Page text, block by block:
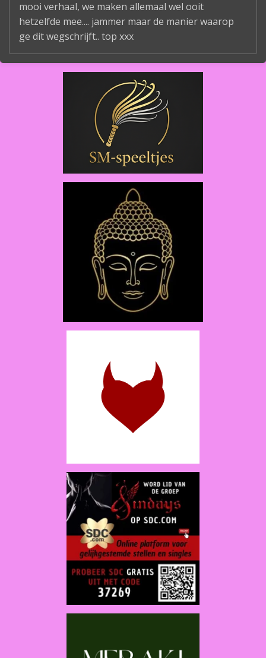
mooi verhaal, we maken allemaal wel ooit
hetzelfde mee.... jammer maar de manier waarop
ge dit wegschrijft.. top xxx